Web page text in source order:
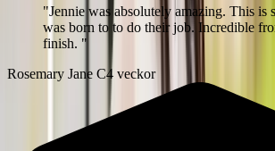
"Jennie was absolutely amazing. This is
was born to to do their job. Incredible
finish. "
Rosemary Jane C4 veckor